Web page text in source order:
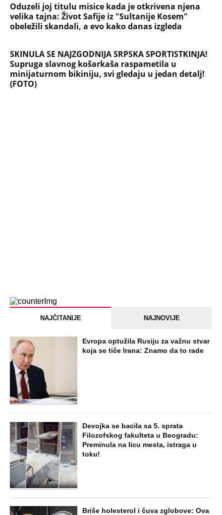
Oduzeli joj titulu misice kada je otkrivena njena
velika tajna: Život Safije iz "Sultanije Kosem"
obeležili skandali, a evo kako danas izgleda
SKINULA SE NAJZGODNIJA SRPSKA SPORTISTKINJA!
Supruga slavnog košarkaša raspametila u
minijaturnom bikiniju, svi gledaju u jedan detalj!
(FOTO)
NAJČITANIJE NAJNOVIJE
Evropa optužila Rusiju za važnu stvar
koja se tiče Irana: Znamo da to rade
Devojka se bacila sa 5. sprata
Filozofskog fakulteta u Beogradu:
Preminula na licu mesta, istraga u
toku!
Briše holesterol i čuva zglobove: Ova